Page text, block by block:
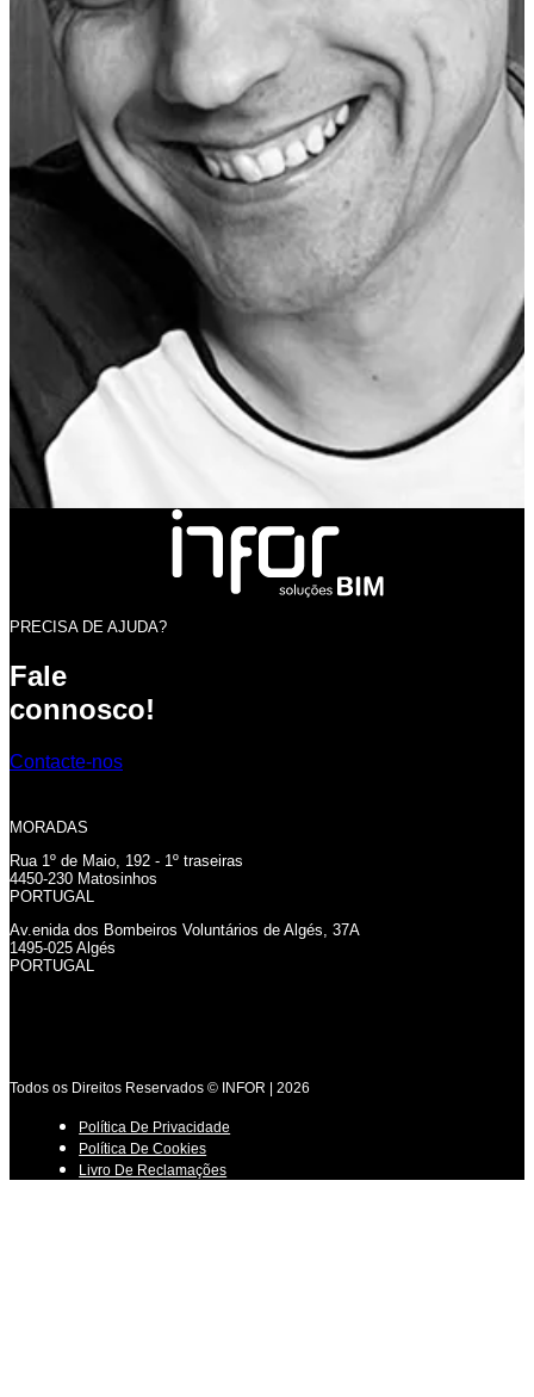
PRECISA DE AJUDA?
Fale
connosco!
Contacte-nos
MORADAS
Rua 1º de Maio, 192 - 1º traseiras
4450-230 Matosinhos
PORTUGAL
Av.enida dos Bombeiros Voluntários de Algés, 37A
1495-025 Algés
PORTUGAL
Todos os Direitos Reservados © INFOR | 2026
Política De Privacidade
Política De Cookies
Livro De Reclamações